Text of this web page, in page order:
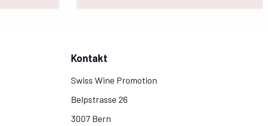
Kontakt
Swiss Wine Promotion
Belpstrasse 26
3007 Bern